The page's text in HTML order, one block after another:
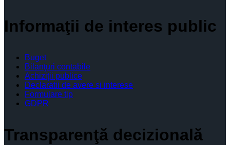
Informaţii de interes public
Buget
Bilanţuri contabile
Achiziţii publice
Declaratii de avere si interese
Formulare tip
GDPR
Transparenţă decizională